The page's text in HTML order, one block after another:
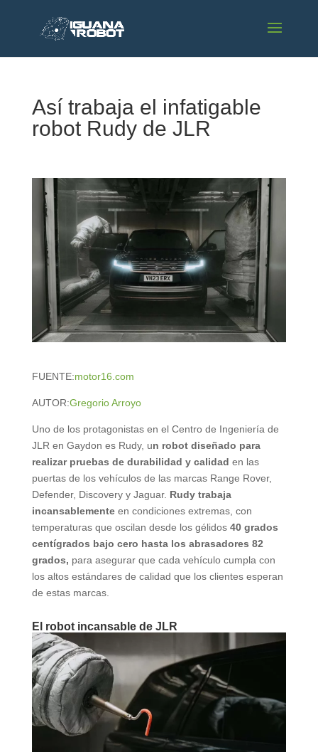
Así trabaja el infatigable
robot Rudy de JLR
FUENTE:motor16.com
AUTOR:Gregorio Arroyo
Uno de los protagonistas en el Centro de Ingeniería de
JLR en Gaydon es Rudy, un robot diseñado para
realizar pruebas de durabilidad y calidad en las
puertas de los vehículos de las marcas Range Rover,
Defender, Discovery y Jaguar. Rudy trabaja
incansablemente en condiciones extremas, con
temperaturas que oscilan desde los gélidos 40 grados
centígrados bajo cero hasta los abrasadores 82
grados, para asegurar que cada vehículo cumpla con
los altos estándares de calidad que los clientes esperan
de estas marcas.
El robot incansable de JLR